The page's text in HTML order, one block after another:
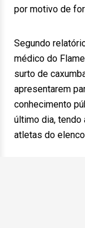
por motivo de
Segundo
médico do
surto de
apresentarem
conhecimento
último dia, tendo
atletas do